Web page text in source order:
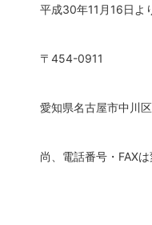
平成30年11月16日よ
〒454-0911
愛知県名古屋市中川
尚、電話番号・FAXは